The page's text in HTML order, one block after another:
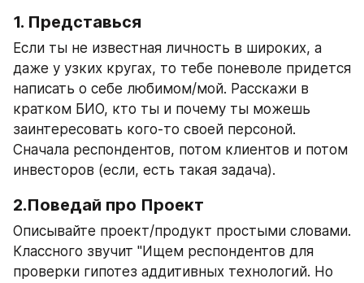
1. Представься
Если ты не известная личность в широких, а
даже у узких кругах, то тебе поневоле придется
написать о себе любимом/мой. Расскажи в
кратком БИО, кто ты и почему ты можешь
заинтересовать кого-то своей персоной.
Сначала респондентов, потом клиентов и потом
инвесторов (если, есть такая задача).
2.Поведай про Проект
Описывайте проект/продукт простыми словами.
Классного звучит "Ищем респондентов для
проверки гипотез аддитивных технологий. Но